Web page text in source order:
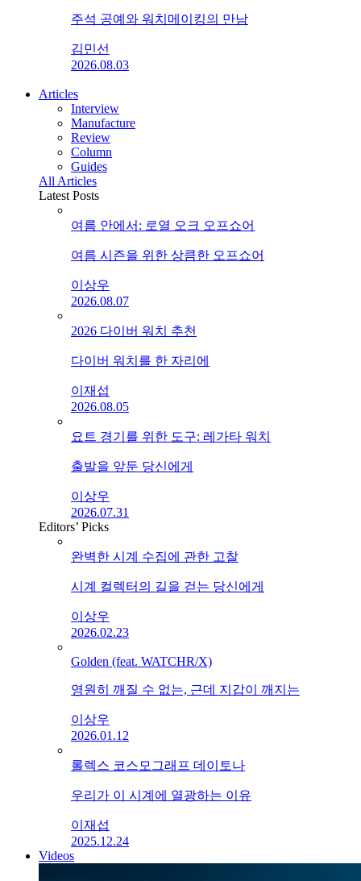
주석 공예와 워치메이킹의 만남
김민선
2026.08.03
Articles
Interview
Manufacture
Review
Column
Guides
All Articles
Latest Posts
여름 안에서: 로열 오크 오프쇼어
여름 시즌을 위한 상큼한 오프쇼어
이상우
2026.08.07
2026 다이버 워치 추천
다이버 워치를 한 자리에
이재섭
2026.08.05
요트 경기를 위한 도구: 레가타 워치
출발을 앞둔 당신에게
이상우
2026.07.31
Editors’ Picks
완벽한 시계 수집에 관한 고찰
시계 컬렉터의 길을 걷는 당신에게
이상우
2026.02.23
Golden (feat. WATCHR/X)
영원히 깨질 수 없는, 근데 지갑이 깨지는
이상우
2026.01.12
롤렉스 코스모그래프 데이토나
우리가 이 시계에 열광하는 이유
이재섭
2025.12.24
Videos